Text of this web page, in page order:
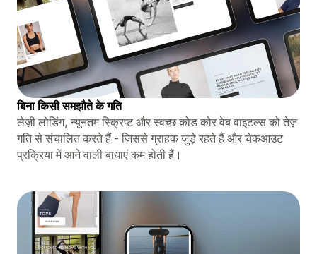
बिना किसी समझौते के गति
लेज़ी लोडिंग, न्यूनतम स्क्रिप्ट और स्वच्छ कोड कोर वेब वाइटल्स को तेज़
गति से संचालित करते हैं - जिससे ग्राहक जुड़े रहते हैं और चेकआउट
प्रक्रिया में आने वाली बाधाएं कम होती हैं।